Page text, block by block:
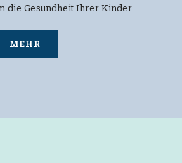
die Gesundheit Ihrer Kinder.
MEHR